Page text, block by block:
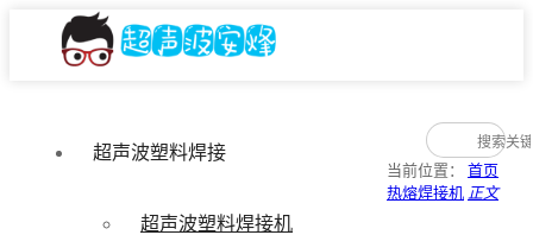
超声波塑料焊接
超声波塑料焊接机
当前位置： 首页
热熔焊接机 正文